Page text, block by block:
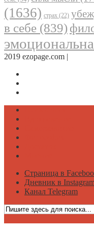
(1636) страх (22)
в себе (839)
2019 ezopage.com |
Страница в
Дневник в
Канал Telegram